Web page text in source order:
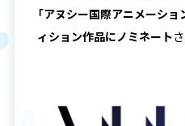
「アヌシー国際アニメーシ
ィション作品にノミネート